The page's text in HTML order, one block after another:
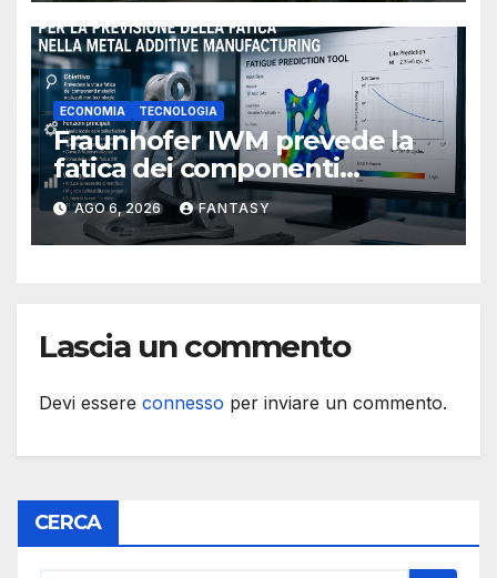
ECONOMIA TECNOLOGIA
Fraunhofer IWM prevede la
fatica dei componenti
metallici stampati in 3D
AGO 6, 2026 FANTASY
Lascia un commento
Devi essere connesso per inviare un commento.
CERCA